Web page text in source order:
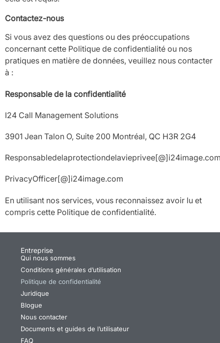
Contactez-nous
Si vous avez des questions ou des préoccupations
concernant cette Politique de confidentialité ou nos
pratiques en matière de données, veuillez nous contacter
à :
Responsable de la confidentialité
I24 Call Management Solutions
3901 Jean Talon O, Suite 200 Montréal, QC H3R 2G4
PrivacyOfficer[@]i24image.com
En utilisant nos services, vous reconnaissez avoir lu et
compris cette Politique de confidentialité.
Entreprise
Qui nous sommes
Conditions générales d’utilisation
Politique de confidentialité
Juridique
Blogue
Nous contacter
Documents et guides de l’utilisateur
FAQ